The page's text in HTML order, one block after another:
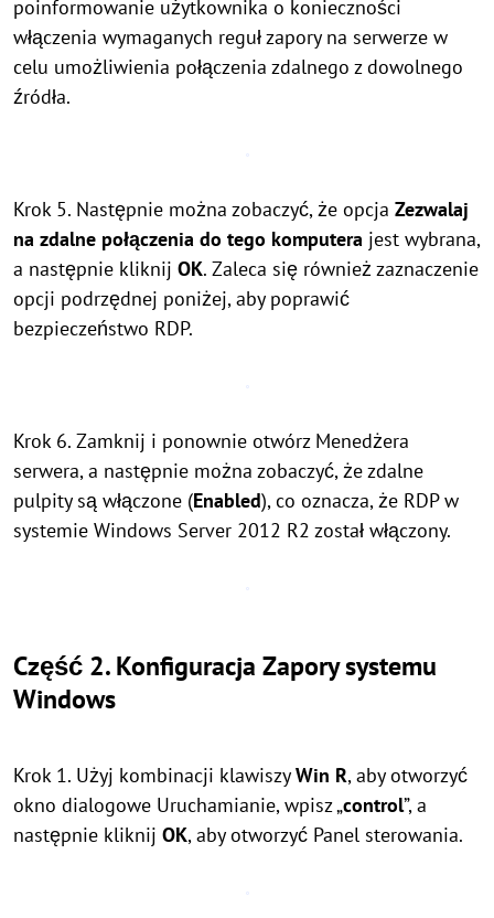
poinformowanie użytkownika o konieczności
włączenia wymaganych reguł zapory na serwerze w
celu umożliwienia połączenia zdalnego z dowolnego
źródła.
Krok 5. Następnie można zobaczyć, że opcja Zezwalaj
na zdalne połączenia do tego komputera jest wybrana,
a następnie kliknij OK. Zaleca się również zaznaczenie
opcji podrzędnej poniżej, aby poprawić
bezpieczeństwo RDP.
Krok 6. Zamknij i ponownie otwórz Menedżera
serwera, a następnie można zobaczyć, że zdalne
pulpity są włączone (Enabled), co oznacza, że RDP w
systemie Windows Server 2012 R2 został włączony.
Część 2. Konfiguracja Zapory systemu
Windows
Krok 1. Użyj kombinacji klawiszyWin R, aby otworzyć
okno dialogowe Uruchamianie, wpisz „control”, a
następnie kliknij OK, aby otworzyć Panel sterowania.